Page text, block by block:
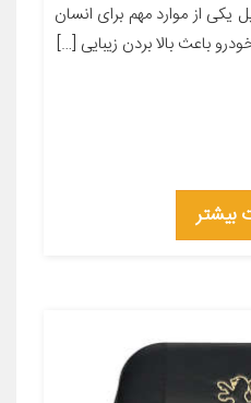
از موارد مهم برای انسان
باعث بالا بردن زیبایی […]
بیشتر